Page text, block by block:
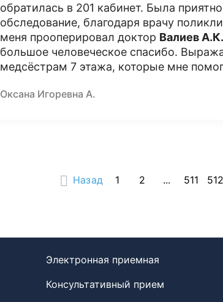
обратилась в 201 кабинет. Была
обследование, благодаря врачу
меня прооперировал доктор Валиев А.К.
большое человеческое спасибо.
медсёстрам 7 этажа, которые мне
Оксана Игоревна А.
Назад 1 2 ... 511 512
Электронная приемная
Консультативный прием